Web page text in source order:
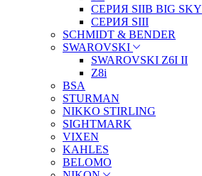
СЕРИЯ SIIB BIG SKY
СЕРИЯ SIII
SCHMIDT & BENDER
SWAROVSKI
SWAROVSKI Z6I II
Z8i
BSA
STURMAN
NIKKO STIRLING
SIGHTMARK
VIXEN
KAHLES
BELOMO